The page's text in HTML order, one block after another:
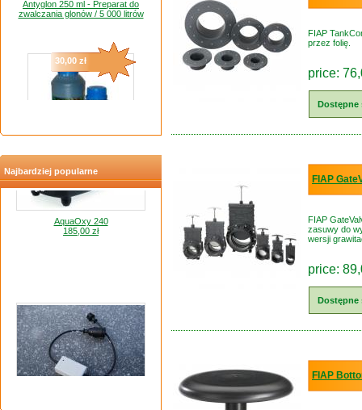
Najbardziej popularne
AquaOxy 240
185,00 zł
FIAP
przez folię.
price:
Dostępne
FIAP
FIAP
zasuwy do
wersji
price:
Dostępne
FIAP